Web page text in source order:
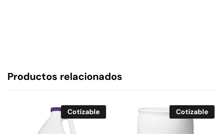
Productos relacionados
Cotizable Cotizable